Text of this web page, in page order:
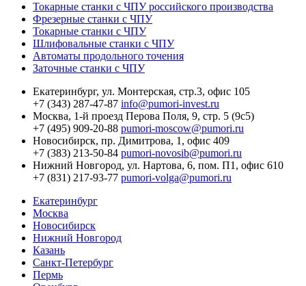
Токарные станки с ЧПУ российского производства
Фрезерные станки с ЧПУ
Токарные станки с ЧПУ
Шлифовальные станки с ЧПУ
Автоматы продольного точения
Заточные станки с ЧПУ
Екатеринбург, ул. Монтерская, стр.3, офис 105
+7 (343) 287-47-87 info@pumori-invest.ru
Москва, 1-й проезд Перова Поля, 9, стр. 5 (9с5)
+7 (495) 909-20-88 pumori-moscow@pumori.ru
Новосибирск, пр. Димитрова, 1, офис 409
+7 (383) 213-50-84 pumori-novosib@pumori.ru
Нижний Новгород, ул. Нартова, 6, пом. П1, офис 610
+7 (831) 217-93-77 pumori-volga@pumori.ru
Екатеринбург
Москва
Новосибирск
Нижний Новгород
Казань
Санкт-Петербург
Пермь